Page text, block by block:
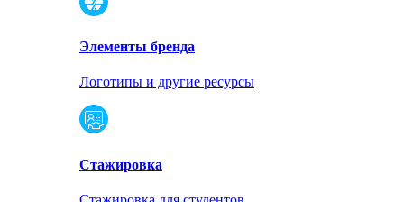
Элементы бренда
Логотипы и другие ресурсы
Стажировка